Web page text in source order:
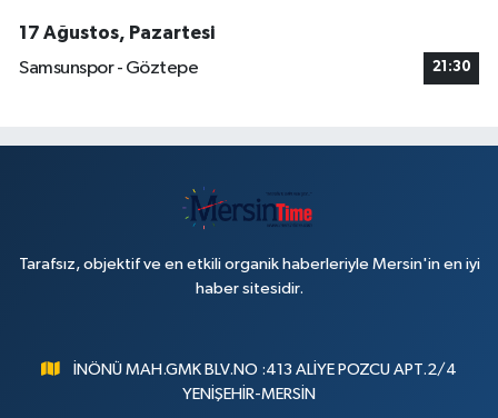
17 Ağustos, Pazartesi
Samsunspor - Göztepe
21:30
Tarafsız, objektif ve en etkili organik haberleriyle Mersin'in en iyi
haber sitesidir.
İNÖNÜ MAH.GMK BLV.NO :413 ALİYE POZCU APT.2/4
YENİŞEHİR-MERSİN